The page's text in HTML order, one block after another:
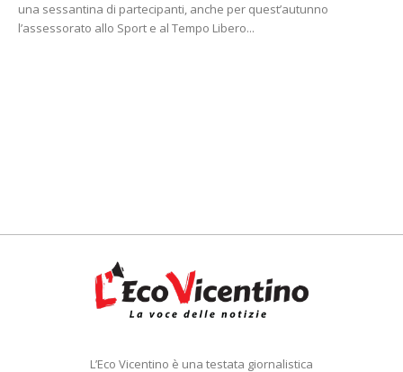
una sessantina di partecipanti, anche per quest’autunno
l’assessorato allo Sport e al Tempo Libero...
L’Eco Vicentino è una testata giornalistica